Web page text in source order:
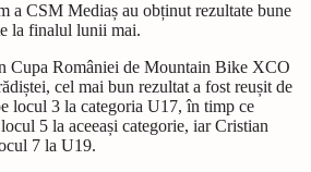
a CSM Mediaș au obținut rezultate bune
la finalul lunii mai.
Cupa României de Mountain Bike XCO
cel mai bun rezultat a fost reușit de
locul 3 la categoria U17, în timp ce
5 la aceeași categorie, iar Cristian
7 la U19.